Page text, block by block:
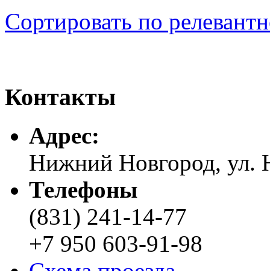
Сортировать по
Контакты
Адреc:
Нижний Новгород, ул.
Телефоны
(831) 241-14-77
+7 950 603-91-98